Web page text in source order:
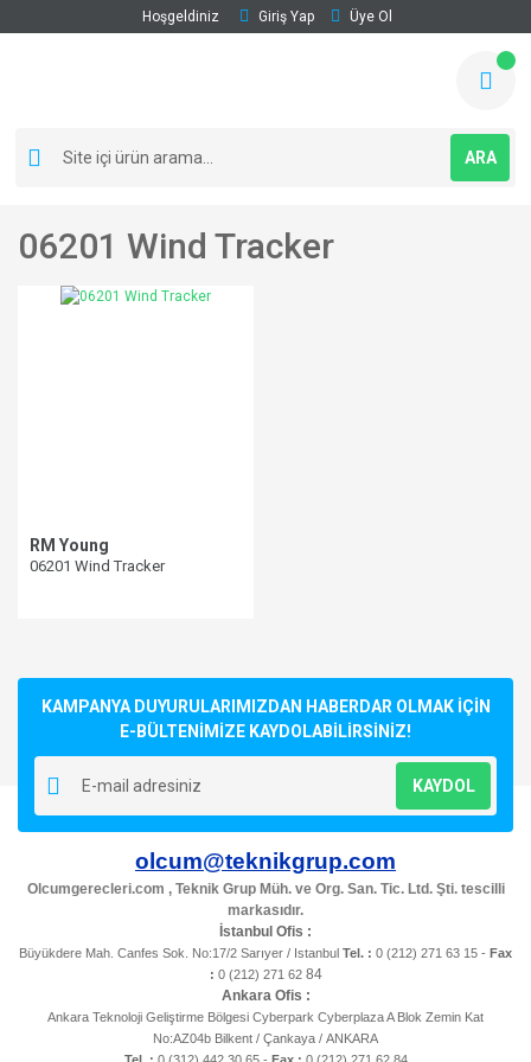
Hoşgeldiniz Giriş Yap Üye Ol
ARA
06201 Wind Tracker
RM Young
06201 Wind Tracker
KAMPANYA DUYURULARIMIZDAN HABERDAR OLMAK İÇİN
E-BÜLTENİMİZE KAYDOLABİLİRSİNİZ!
KAYDOL
olcum@teknikgrup.com
Olcumgerecleri.com , Teknik Grup Müh. ve Org. San. Tic. Ltd. Şti. tescilli
markasıdır.
İstanbul Ofis :
Büyükdere Mah. Canfes Sok. No:17/2 Sarıyer / Istanbul Tel. : 0 (212) 271 63 15 - Fax
: 0 (212) 271 6284
Ankara Ofis :
Ankara Teknoloji Geliştirme Bölgesi Cyberpark Cyberplaza A Blok Zemin Kat
No:AZ04b Bilkent / Çankaya / ANKARA